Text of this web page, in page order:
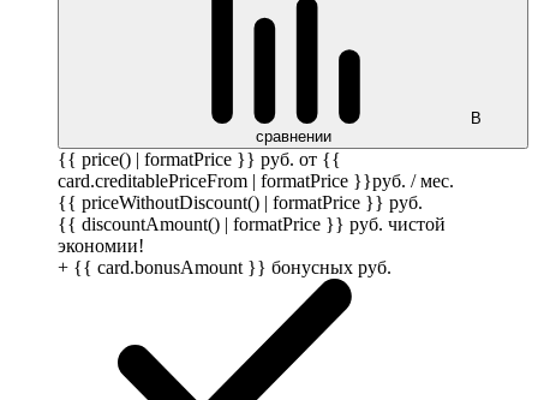
В
сравнении
{{ price() | formatPrice }} руб. от {{
card.creditablePriceFrom | formatPrice }}руб. / мес.
{{ priceWithoutDiscount() | formatPrice }} руб.
{{ discountAmount() | formatPrice }} руб. чистой
экономии!
+ {{ card.bonusAmount }} бонусных руб.